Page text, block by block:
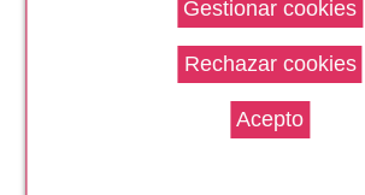
CHRISTIAN DIOR EAU
SAUVAGE DEO STICK 75GR
Pvr 32.50€
-36%
desde
20.95€